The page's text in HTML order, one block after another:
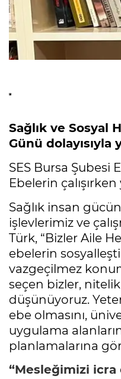
Sağlık ve Sosyal
Günü dolayısıyla
SES Bursa Şubesi
Ebelerin
Sağlık insan
işlevlerimiz ve
Türk, “Bizler Aile
ebelerin
vazgeçilmez
seçen bizler,
düşünüyoruz.
ebe olmasını,
uygulama
planlamalarına
“Mesleğimizi